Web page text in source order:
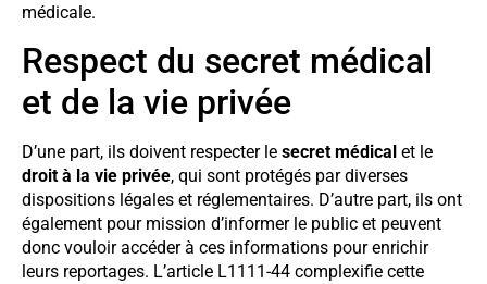
médicale.
Respect du secret médical
et de la vie privée
D’une part, ils doivent respecter le secret médical et le
droit à la vie privée, qui sont protégés par diverses
dispositions légales et réglementaires. D’autre part, ils ont
également pour mission d’informer le public et peuvent
donc vouloir accéder à ces informations pour enrichir
leurs reportages. L’article L1111-44 complexifie cette